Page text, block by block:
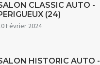
CLASSIC AUTO -
(24)
Février 2024
HISTORIC AUTO -